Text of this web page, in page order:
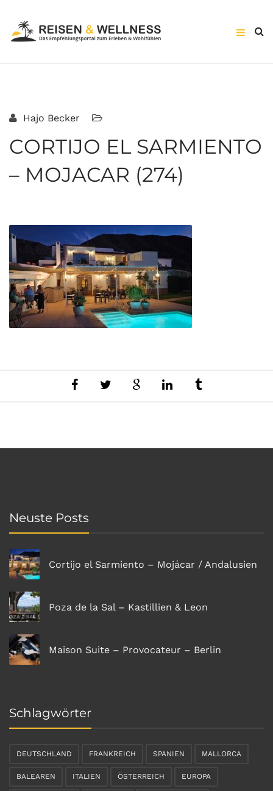
Hajo Becker
CORTIJO EL SARMIENTO
– MOJACAR (274)
Neuste Posts
Cortijo el Sarmiento – Mojácar / Andalusien
Poza de la Sal – Kastillien & Leon
Maison Suite – Provocateur – Berlin
Schlagwörter
DEUTSCHLAND FRANKREICH SPANIEN MALLORCA
BALEAREN ITALIEN ÖSTERREICH EUROPA